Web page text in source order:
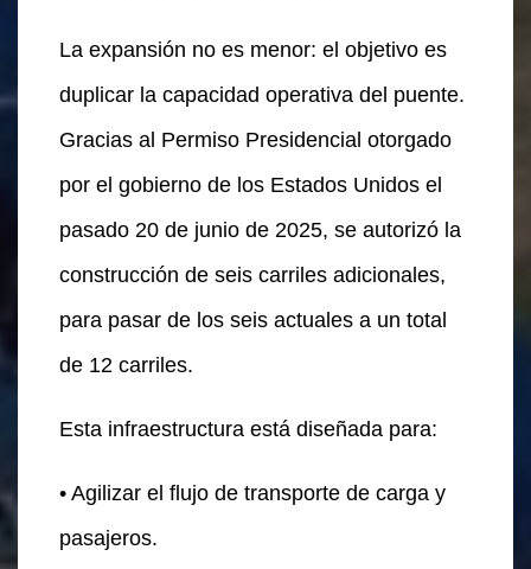
La expansión no es menor: el objetivo es
duplicar la capacidad operativa del puente.
Gracias al Permiso Presidencial otorgado
por el gobierno de los Estados Unidos el
pasado 20 de junio de 2025, se autorizó la
construcción de seis carriles adicionales,
para pasar de los seis actuales a un total
de 12 carriles.
Esta infraestructura está diseñada para:
• Agilizar el flujo de transporte de carga y
pasajeros.